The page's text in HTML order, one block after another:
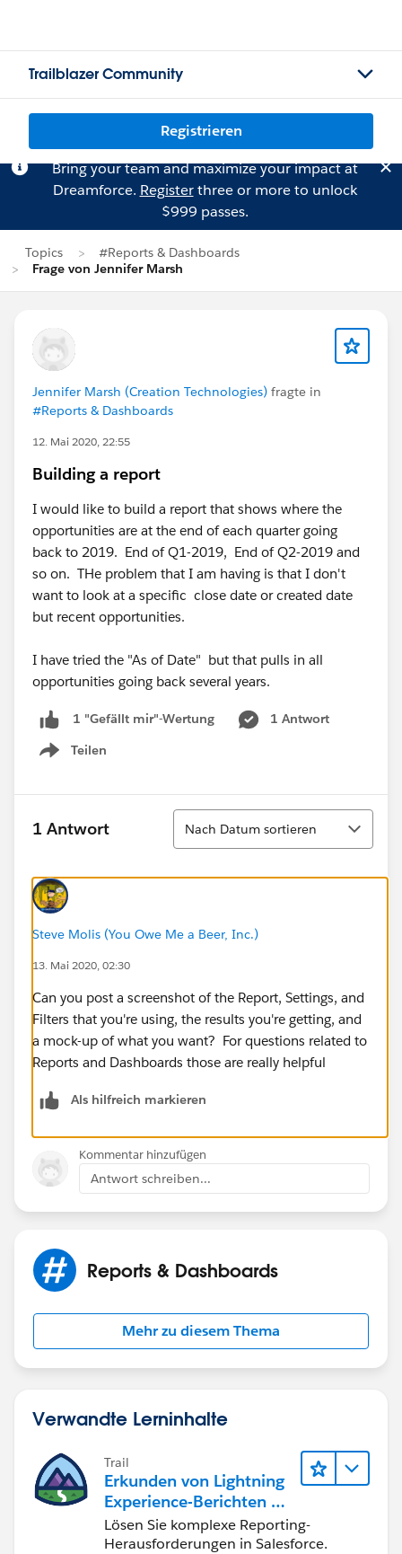
Trailblazer Community
Registrieren
Bring your team and maximize your impact at
Dreamforce. Registerthree or more to unlock
$999 passes.
Topics
#Reports & Dashboards
Frage von Jennifer Marsh
Jennifer Marsh (Creation Technologies) fragte in
#Reports & Dashboards
12. Mai 2020, 22:55
Building a report
I would like to build a report that shows where the
opportunities are at the end of each quarter going
back to 2019. End of Q1-2019, End of Q2-2019 and
so on. THe problem that I am having is that I don't
want to look at a specific close date or created date
but recent opportunities.
I have tried the "As of Date" but that pulls in all
opportunities going back several years.
1 "Gefällt mir"-Wertung
1 Antwort
Teilen
Show menu
1 Antwort
Sortieren
Nach Datum sortieren
Steve Molis (You Owe Me a Beer, Inc.)
13. Mai 2020, 02:30
Can you post a screenshot of the Report, Settings, and
Filters that you're using, the results you're getting, and
a mock-up of what you want? For questions related to
Reports and Dashboards those are really helpful
Als hilfreich markieren
Kommentar hinzufügen
Antwort schreiben...
Reports & Dashboards
Mehr zu diesem Thema
Verwandte Lerninhalte
Trail
Erkunden von Lightning
Experience-Berichten & -
Dashboards
Lösen Sie komplexe Reporting-
Herausforderungen in Salesforce.